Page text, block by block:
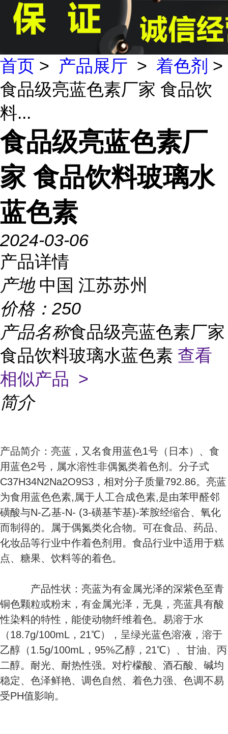
首页 > 产品展厅 > 着色剂 >
食品级亮蓝色素厂家 食品饮
料...
食品级亮蓝色素厂
家 食品饮料玻璃水
蓝色素
2024-03-06
产品详情
产地 中国 江苏苏州
价格： 250
产品名称食品级亮蓝色素厂家
食品饮料玻璃水蓝色素 查看
相似产品 >
简介
产品简介：亮蓝，又名食用蓝色1号（日本）、食
用蓝色2号，属水溶性非偶氮类着色剂。分子式
C37H34N2Na2O9S3，相对分子质量792.86。亮蓝
为食用蓝色色素,属于人工合成色素,是由苯甲醛邻
磺酸与N-乙基-N- (3-磺基苄基)-苯胺经缩合、氧化
而制得的。属于偶氮类化合物。可在食品、药品、
化妆品等行业中作着色剂用。食品行业中适用于糕
点、糖果、饮料等的着色。
产品性状：亮蓝为有金属光泽的深紫色至青
铜色颗粒或粉末，有金属光泽，无臭，亮蓝具有酸
性染料的特性，能使动物纤维着色。易溶于水
（18.7g/100mL，21℃），呈绿光蓝色溶液，溶于
乙醇（1.5g/100mL，95%乙醇，21℃）、甘油、丙
二醇。耐光、耐热性强。对柠檬酸、酒石酸、碱均
稳定、色泽鲜艳、调色自然、着色力强、色调不易
受PH值影响。